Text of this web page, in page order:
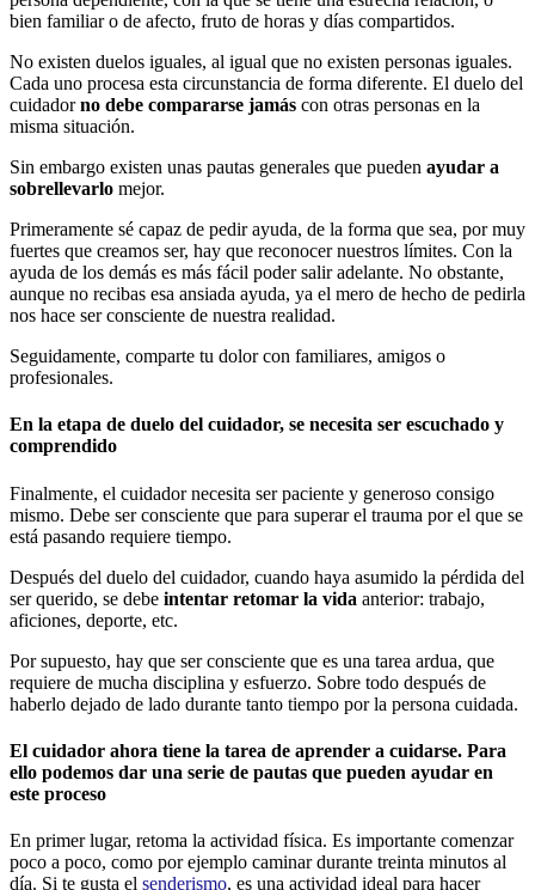
bien familiar o de afecto, fruto de horas y días compartidos.
No existen duelos iguales, al igual que no existen personas iguales.
Cada uno procesa esta circunstancia de forma diferente. El duelo del
cuidadorno debe compararse jamás con otras personas en la
misma situación.
Sin embargo existen unas pautas generales que pueden ayudar a
sobrellevarlo mejor.
Primeramente sé capaz de pedir ayuda, de la forma que sea, por muy
fuertes que creamos ser, hay que reconocer nuestros límites. Con la
ayuda de los demás es más fácil poder salir adelante. No obstante,
aunque no recibas esa ansiada ayuda, ya el mero de hecho de pedirla
nos hace ser consciente de nuestra realidad.
Seguidamente, comparte tu dolor con familiares, amigos o
profesionales.
En la etapa de duelo del cuidador, se necesita ser escuchado y
comprendido
Finalmente, el cuidador necesita ser paciente y generoso consigo
mismo. Debe ser consciente que para superar el trauma por el que se
está pasando requiere tiempo.
Después del duelo del cuidador, cuando haya asumido la pérdida del
ser querido, se debe intentar retomar la vida anterior: trabajo,
aficiones, deporte, etc.
Por supuesto, hay que ser consciente que es una tarea ardua, que
requiere de mucha disciplina y esfuerzo. Sobre todo después de
haberlo dejado de lado durante tanto tiempo por la persona cuidada.
El cuidador ahora tiene la tarea de aprender a cuidarse. Para
ello podemos dar una serie de pautas que pueden ayudar en
este proceso
En primer lugar, retoma la actividad física. Es importante comenzar
poco a poco, como por ejemplo caminar durante treinta minutos al
día. Si te gusta el senderismo, es una actividad ideal para hacer